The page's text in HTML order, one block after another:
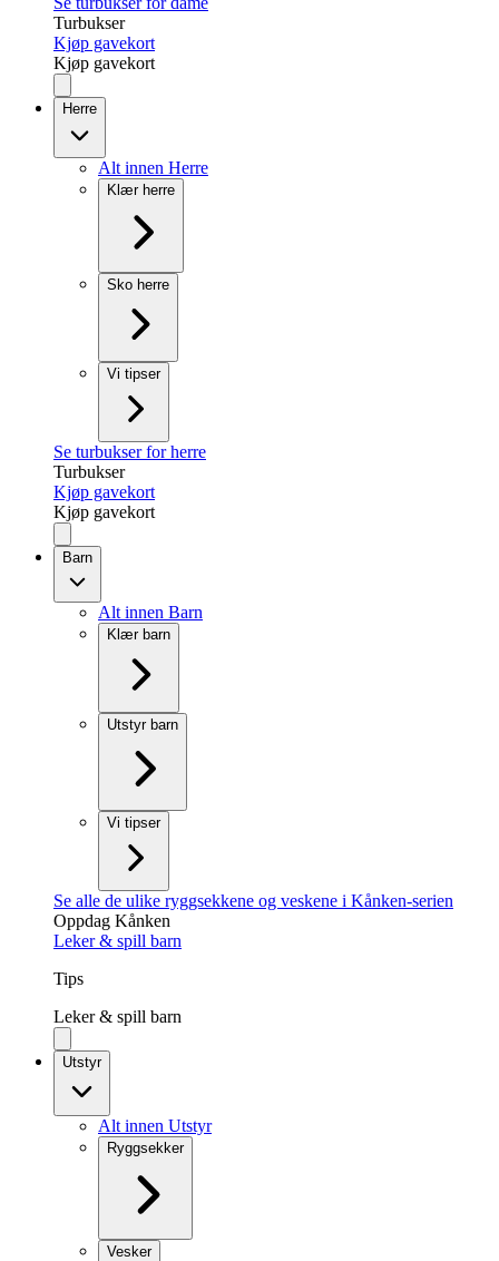
Turbukser
Kjøp gavekort
Kjøp gavekort
Herre
Alt innen Herre
Klær herre
Sko herre
Vi tipser
Se turbukser for herre
Turbukser
Kjøp gavekort
Kjøp gavekort
Barn
Alt innen Barn
Klær barn
Utstyr barn
Vi tipser
Se alle de ulike ryggsekkene og veskene i Kånken-serien
Oppdag Kånken
Leker & spill barn
Tips
Leker & spill barn
Utstyr
Alt innen Utstyr
Ryggsekker
Vesker